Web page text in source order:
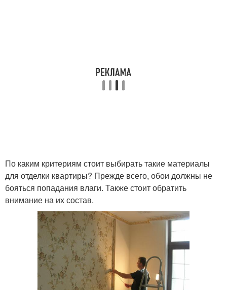
По каким критериям стоит выбирать такие материалы
для отделки квартиры? Прежде всего, обои должны не
бояться попадания влаги. Также стоит обратить
внимание на их состав.